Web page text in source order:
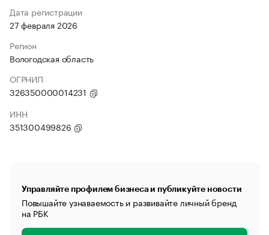
Дата регистрации
27 февраля 2026
Регион
Вологодская область
ОГРНИП
326350000014231
ИНН
351300499826
Управляйте профилем бизнеса и публикуйте новости
Повышайте узнаваемость и развивайте личный бренд
на РБК